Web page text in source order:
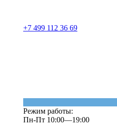
+7 499 112 36 69
Режим работы:
Пн-Пт 10:00—19:00